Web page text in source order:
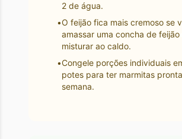
2 de água.
•O feijão fica mais cremoso se
amassar uma concha de feijão
misturar ao caldo.
•Congele porções individuais
potes para ter marmitas
semana.